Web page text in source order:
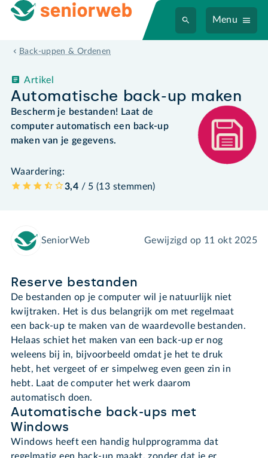
Menu
Back-uppen & Ordenen
Automatische back-up maken
Artikel
Bescherm je bestanden! Laat de
computer automatisch een back-up
maken van je gegevens.
Waardering:
3,4 / 5 (13 stemmen)
SeniorWeb Gewijzigd op 11 okt 2025
Reserve bestanden
De bestanden op je computer wil je natuurlijk niet
kwijtraken. Het is dus belangrijk om met regelmaat
een back-up te maken van de waardevolle bestanden.
Helaas schiet het maken van een back-up er nog
weleens bij in, bijvoorbeeld omdat je het te druk
hebt, het vergeet of er simpelweg even geen zin in
hebt. Laat de computer het werk daarom
automatisch doen.
Automatische back-ups met
Windows
Windows heeft een handig hulpprogramma dat